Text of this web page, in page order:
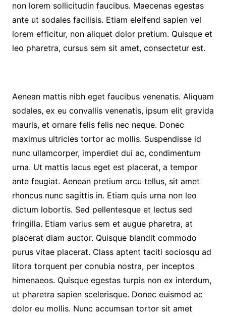
non lorem sollicitudin faucibus. Maecenas egestas
ante ut sodales facilisis. Etiam eleifend sapien vel
lorem efficitur, non aliquet dolor pretium. Quisque et
leo pharetra, cursus sem sit amet, consectetur est.
Aenean mattis nibh eget faucibus venenatis. Aliquam
sodales, ex eu convallis venenatis, ipsum elit gravida
mauris, et ornare felis felis nec neque. Donec
maximus ultricies tortor ac mollis. Suspendisse id
nunc ullamcorper, imperdiet dui ac, condimentum
urna. Ut mattis lacus eget est placerat, a tempor
ante feugiat. Aenean pretium arcu tellus, sit amet
rhoncus nunc sagittis in. Etiam quis urna non leo
dictum lobortis. Sed pellentesque et lectus sed
fringilla. Etiam varius sem et augue pharetra, at
placerat diam auctor. Quisque blandit commodo
purus vitae placerat. Class aptent taciti sociosqu ad
litora torquent per conubia nostra, per inceptos
himenaeos. Quisque egestas turpis non ex interdum,
ut pharetra sapien scelerisque. Donec euismod ac
dolor eu mollis. Nunc accumsan tortor sit amet